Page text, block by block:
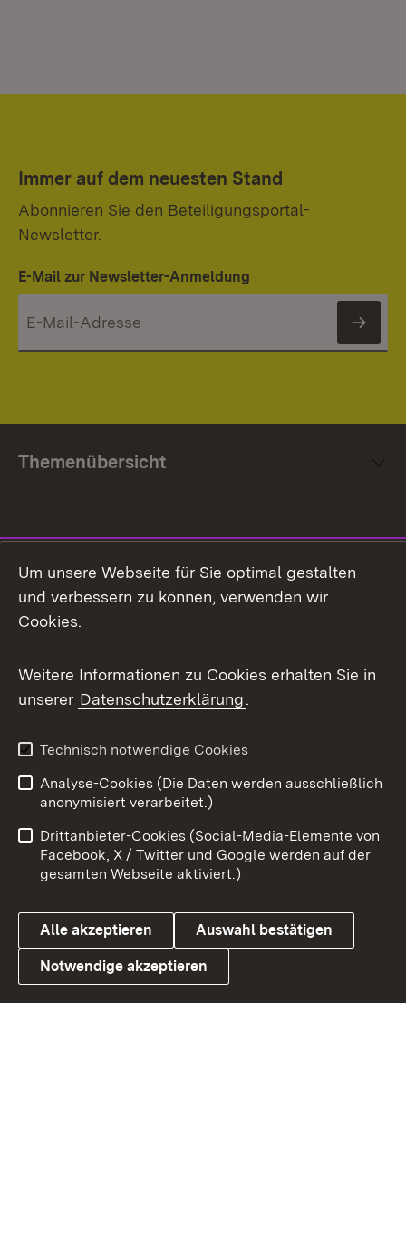
Immer auf dem neuesten Stand
Abonnieren Sie den Beteiligungsportal-
Newsletter.
E-Mail zur Newsletter-Anmeldung
Themenübersicht
Facebook
X / Twitter
Youtube
Link zum Landesportal
Impressum
Kontakt
Barrierefreiheit
Datenschutz
Cookies
Um unsere Webseite für Sie optimal gestalten
und verbessern zu können, verwenden wir
Cookies.
Weitere Informationen zu Cookies erhalten Sie in
unserer Datenschutzerklärung.
Technisch notwendige Cookies
Analyse-Cookies (Die Daten werden ausschließlich
anonymisiert verarbeitet.)
Drittanbieter-Cookies (Social-Media-Elemente von
Facebook, X / Twitter und Google werden auf der
gesamten Webseite aktiviert.)
Alle akzeptieren Auswahl bestätigen
Notwendige akzeptieren